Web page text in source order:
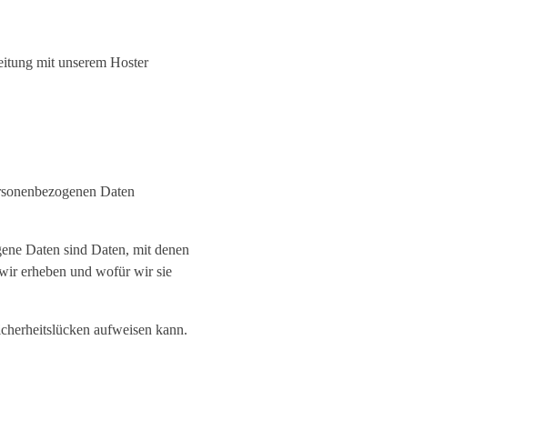
mit unserem Hoster
Daten
Daten sind Daten, mit denen
erheben und wofür wir sie
aufweisen kann.